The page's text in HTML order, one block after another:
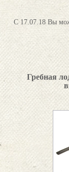
С 17.07.18 Вы
Гребная